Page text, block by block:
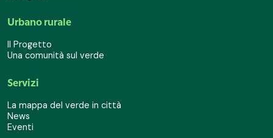
Urbano rurale
Il Progetto
Una comunità sul verde
Servizi
La mappa del verde in città
News
Eventi